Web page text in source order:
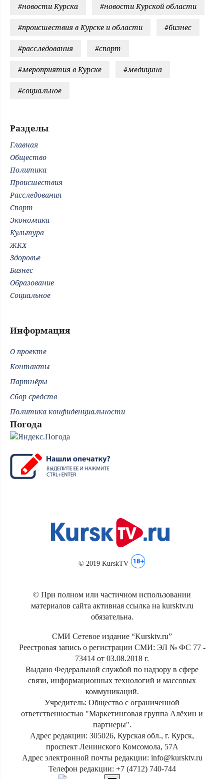
#новости Курска #новости Курской области
#происшествия в Курске и области #бизнес
#расследования #спорт
#мероприятия в Курске #медицина
#социальное
Разделы
Главная
Общество
Политика
Происшествия
Расследования
Спорт
Экономика
Культура
ЖКХ
Здоровье
Бизнес
Образование
Социальное
Информация
О проекте
Контакты
Партнёры
Сбор средств
Политика конфиденциальности
Погода
© 2019 KurskTV
© При полном или частичном использовании
материалов сайта активная ссылка на kursktv.ru
обязательна.
СМИ Сетевое издание “Kursktv.ru”
Реестровая запись о регистрации СМИ: ЭЛ № ФС 77 -
73414 от 03.08.2018 г.
Выдано Федеральной службой по надзору в сфере
связи, информационных технологий и массовых
коммуникаций.
Учредитель: Общество с ограниченной
ответственностью "Маркетинговая группа Алёхин и
партнеры".
Адрес редакции: 305026, Курская обл., г. Курск,
проспект Ленинского Комсомола, 57А
Адрес электронной почты редакции: info@kursktv.ru
Телефон редакции: +7 (4712) 740-744